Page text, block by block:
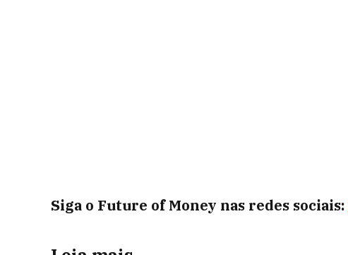
Siga o Future of Money nas redes sociais: